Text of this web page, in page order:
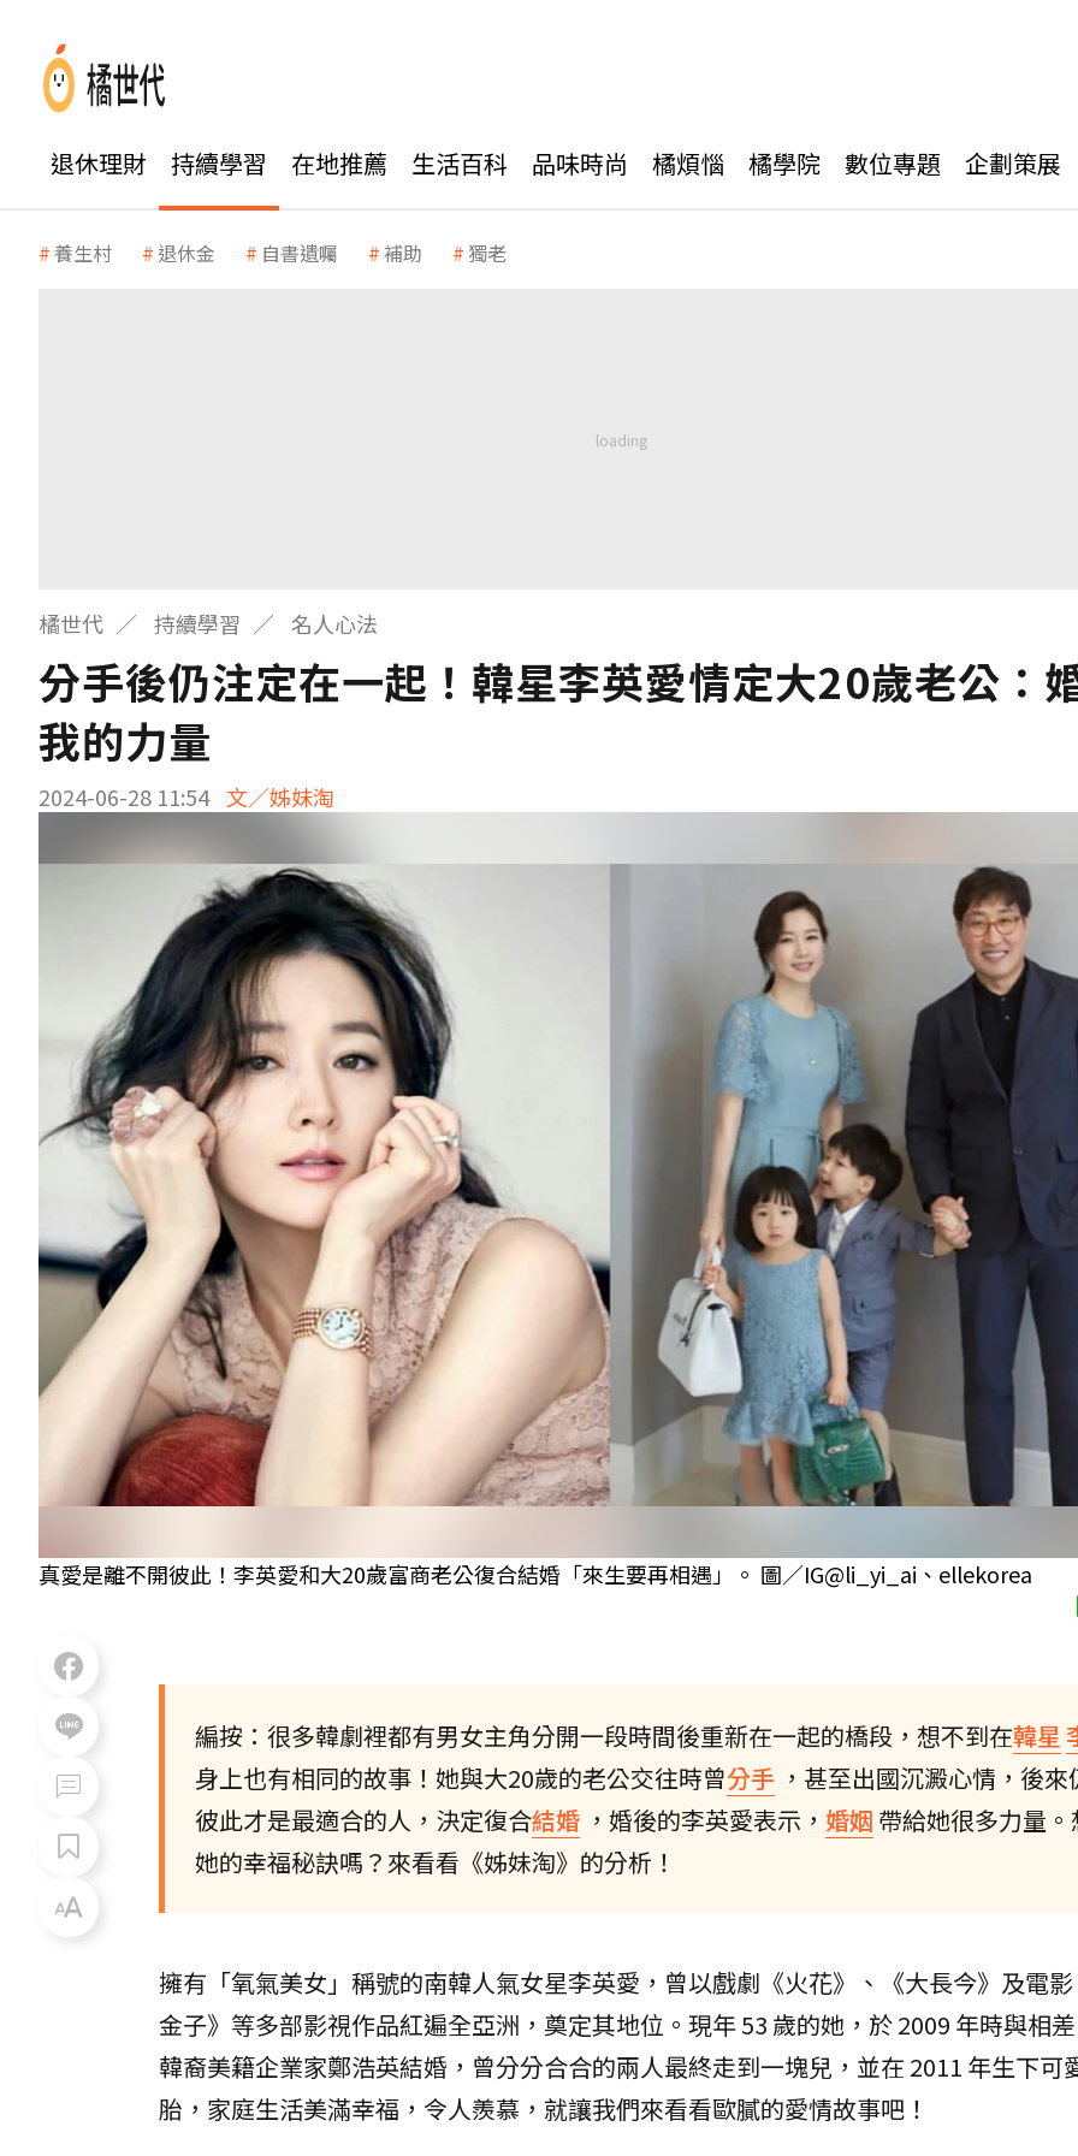
退休理財 持續學習 在地推薦 生活百科 品味時尚 橘煩惱 橘學院 數位專題 企劃策展
養生村 退休金 自書遺囑 補助 獨老
橘世代 持續學習 名人心法
分手後仍注定在一起！韓星李英愛情定大20歲老公：
我的力量
2024-06-28 11:54 文／姊妹淘
真愛是離不開彼此！李英愛和大20歲富商老公復合結婚「來生要再相遇」。 圖／IG@li_yi_ai、ellekorea
編按：很多韓劇裡都有男女主角分開一段時間後重新在一起的橋段，想不到在韓星
身上也有相同的故事！她與大20歲的老公交往時曾分手 ，甚至出國沉澱心情，後來
彼此才是最適合的人，決定復合結婚 ，婚後的李英愛表示， 婚姻 帶給她很多力量
她的幸福秘訣嗎？來看看《姊妹淘》的分析！
擁有「氧氣美女」稱號的南韓人氣女星李英愛，曾以戲劇《火花》、《大長今》及電
金子》等多部影視作品紅遍全亞洲，奠定其地位。現年 53 歲的她，於 2009 年時與相
韓裔美籍企業家鄭浩英結婚，曾分分合合的兩人最終走到一塊兒，並在 2011 年生下可
胎，家庭生活美滿幸福，令人羨慕，就讓我們來看看歐膩的愛情故事吧！